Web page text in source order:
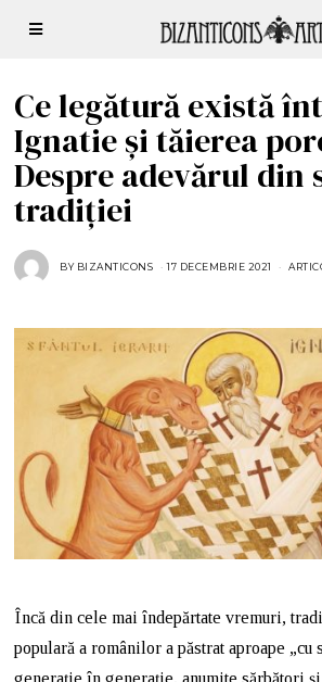
Ce legătură există
Ignatie și tăierea
Despre adevărul din
tradiției
BY BIZANTICONS 17 DECEMBRIE 2021
E
M
B
R
E
2
0
2
1
Încă din cele mai îndepărtate vremuri,
populară a românilor a păstrat aproape „cu